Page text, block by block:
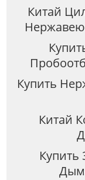
Китай
Купить
Китай